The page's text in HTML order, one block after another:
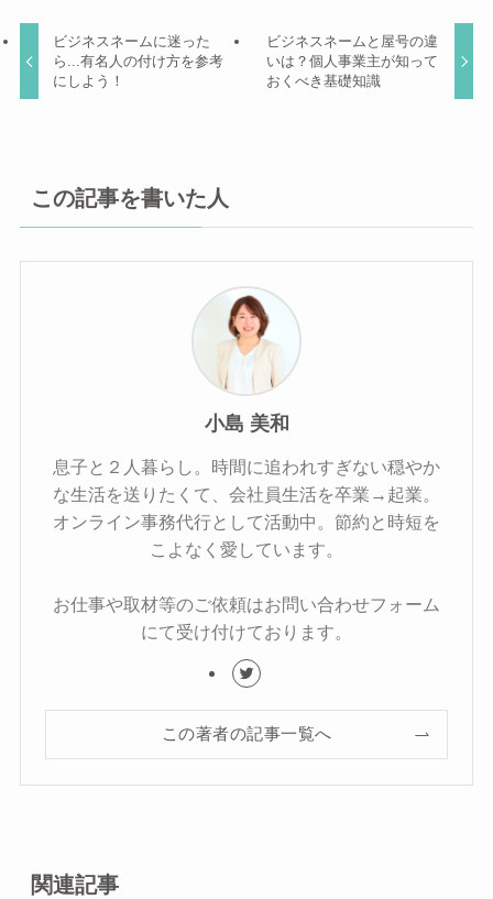
ビジネスネームに迷った
ら...有名人の付け方を参考
にしよう！
ビジネスネームと屋号の違
いは？個人事業主が知って
おくべき基礎知識
この記事を書いた人
小島 美和
息子と２人暮らし。時間に追われすぎない穏やか
な生活を送りたくて、会社員生活を卒業→起業。
オンライン事務代行として活動中。節約と時短を
こよなく愛しています。
お仕事や取材等のご依頼はお問い合わせフォーム
にて受け付けております。
この著者の記事一覧へ
関連記事